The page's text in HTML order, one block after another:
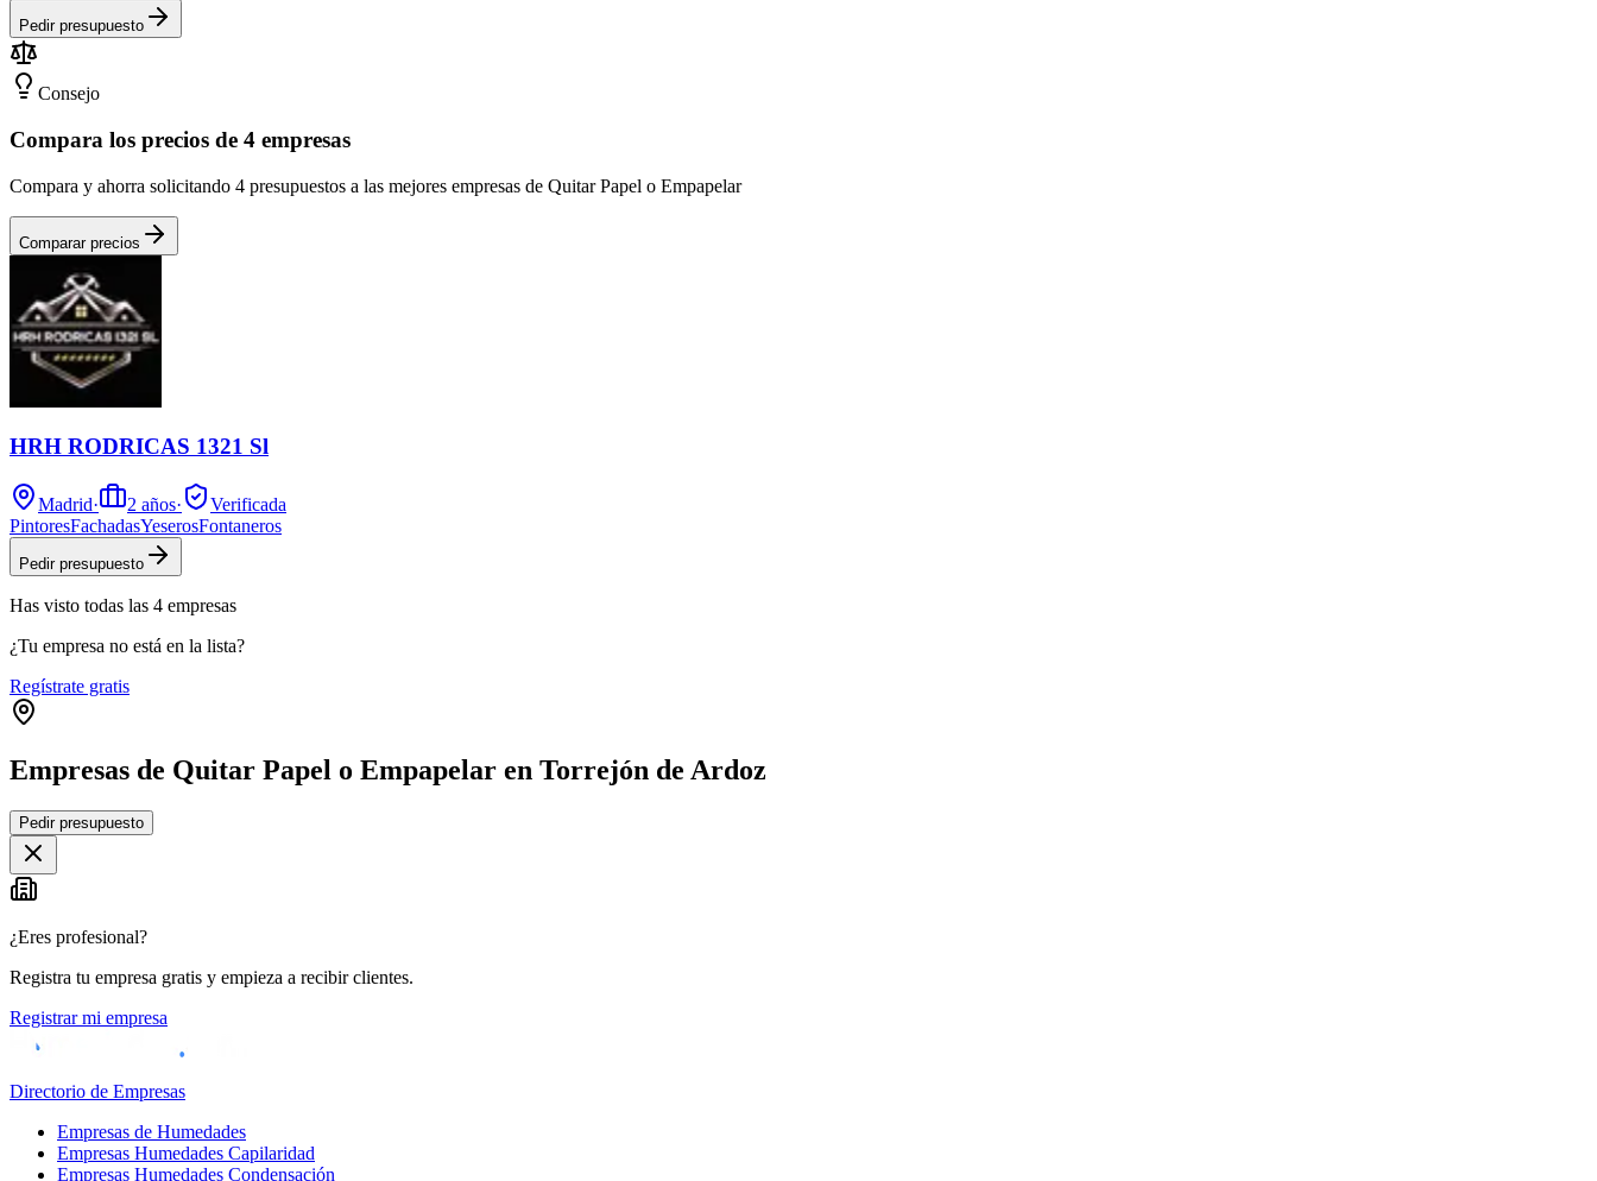
Pedir presupuesto
Consejo
Compara los precios de 4 empresas
Compara y ahorra solicitando 4 presupuestos a las mejores empresas de Quitar Papel o Empapelar
Comparar precios
HRH RODRICAS 1321 Sl
Madrid· 2 años·
Verificada
PintoresFachadasYeserosFontaneros
Pedir presupuesto
Has visto todas las 4 empresas
¿Tu empresa no está en la lista?
Regístrate gratis
Empresas de Quitar Papel o Empapelar en Torrejón de Ardoz
+
−
Pedir presupuesto
¿Eres profesional?
Registra tu empresa gratis y empieza a recibir clientes.
Registrar mi empresa
Directorio de Empresas
Empresas de Humedades
Empresas Humedades Capilaridad
Empresas Humedades Condensación